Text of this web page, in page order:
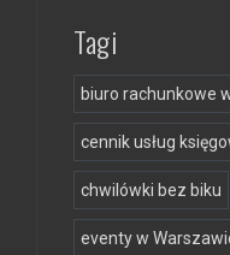
Tagi
biuro rachunkowe
cennik usług
chwilówki bez biku
eventy w